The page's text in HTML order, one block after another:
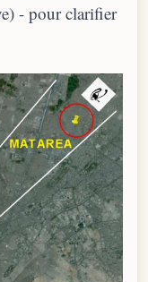
- pour clarifier